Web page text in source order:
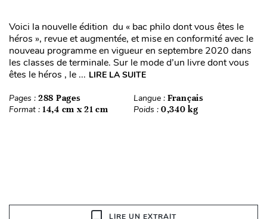
Voici la nouvelle édition du « bac philo dont vous êtes le
héros », revue et augmentée, et mise en conformité avec le
nouveau programme en vigueur en septembre 2020 dans
les classes de terminale. Sur le mode d’un livre dont vous
êtes le héros , le ... LIRE LA SUITE
Pages : 288 Pages Langue : Français
Format : 14,4 cm x 21 cm Poids : 0,340 kg
LIRE UN EXTRAIT